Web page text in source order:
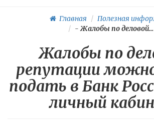
Главная
Полезная
-Жалобы по деловой...
Жалобы по
репутации
подать в Банк
личный